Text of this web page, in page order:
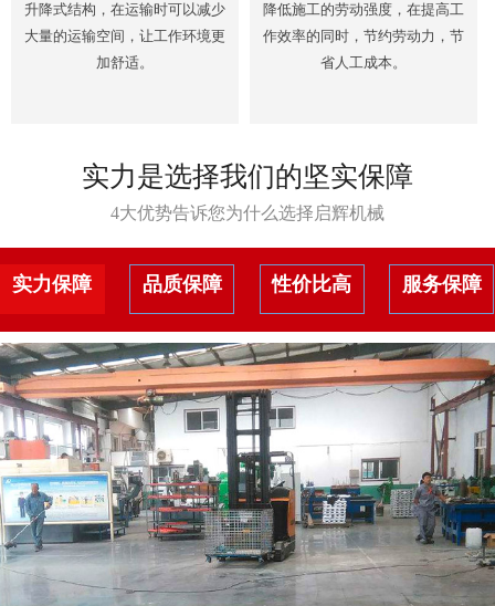
升降式结构，在运输时可以减少
大量的运输空间，让工作环境更
加舒适。
降低施工的劳动强度，在提高工
作效率的同时，节约劳动力，节
省人工成本。
实力是选择我们的坚实保障
4大优势告诉您为什么选择启辉机械
实力保障 品质保障 性价比高 服务保障